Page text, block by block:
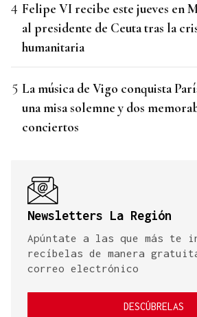
Felipe VI recibe este jueves en
al presidente de Ceuta tras la
humanitaria
La música de Vigo conquista
una misa solemne y dos
conciertos
Newsletters La Región
Apúntate a las que más te
recíbelas de manera
correo electrónico
DESCÚBRELAS